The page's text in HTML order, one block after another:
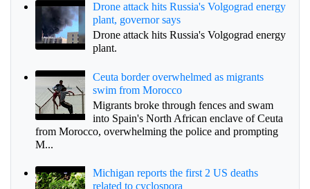
Drone attack hits Russia's Volgograd energy
plant, governor says
Drone attack hits Russia's Volgograd energy
plant.
Ceuta border overwhelmed as migrants
swim from Morocco
Migrants broke through fences and swam
into Spain's North African enclave of Ceuta
from Morocco, overwhelming the police and prompting
M...
Michigan reports the first 2 US deaths
related to cyclospora